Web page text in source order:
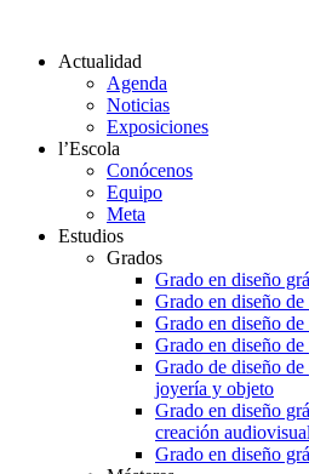
Actualidad
Agenda
Noticias
Exposiciones
l’Escola
Conócenos
Equipo
Meta
Estudios
Grados
Grado en diseño
Grado en diseño de
Grado en diseño
Grado en diseño
Grado de diseño
joyería y objeto
Grado en diseño
creación audiovisual
Grado en diseño